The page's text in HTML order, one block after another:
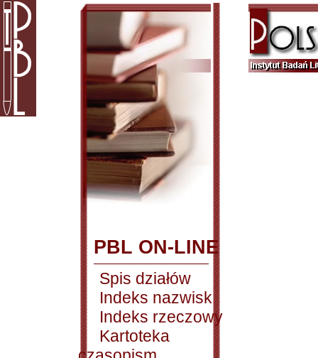
PBL ON-LINE
Spis działów
Indeks nazwisk
Indeks rzeczowy
Kartoteka